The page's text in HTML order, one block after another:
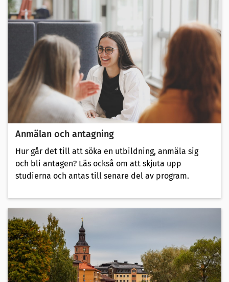
Anmälan och antagning
Hur går det till att söka en utbildning, anmäla sig
och bli antagen? Läs också om att skjuta upp
studierna och antas till senare del av program.